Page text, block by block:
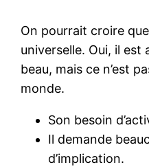
On pourrait croire
universelle. Oui, il est
beau, mais ce n’est
monde.
Son besoin
Il demande
d’implication.